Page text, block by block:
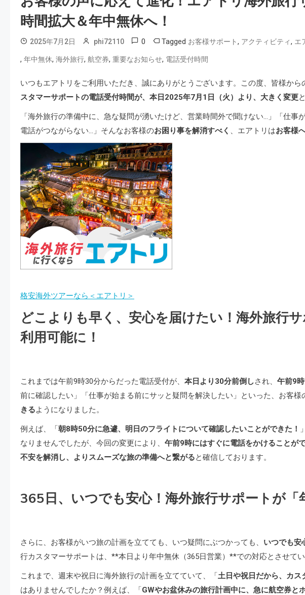
時間拡大＆年中無休へ！
2025年7月2日 phi72110 0 Tagged お客様サポート, アクティビティ, エ
, 年中無休, 海外旅行, 航空券, 重要なお知らせ, 電話受付時間
いつもエアトリをご利用いただき、誠にありがとうございます。この度、皆様から
スタマーサポートの電話受付時間が、本日2025年7月1日（火）より、大きく変更
「海外旅行の準備中に、急な疑問が湧いたけど、営業時間外で聞けない…」「仕事
電話がつながらない…」そんなお客様のお困り事を解消すべく 、エアトリはお客様
格安海外ツアーなら＜エアトリ＞
どこよりも早く、安心を届けたい！海外旅行
利用可能に！
これまでは午前9時30分からだった電話受付が、 本日より30分前倒しされ、 午前9
前に確認したい」「仕事が始まる前にサッと疑問を解決したい」といった、お客様
きるようになりました。
例えば、「朝8時50分に急遽、明日のフライトについて確認したいことができた！
なりませんでしたが、今回の変更により、 午前9時にはすぐに電話をかけることが
不安を解消し、よりスムーズな旅の準備へと繋がると確信しております。
365日、いつでも安心！海外旅行サポートが「
さらに、お客様がいつ旅の計画を立てても、いつ疑問にぶつかっても、 いつでも安
行カスタマーサポートは、**本日より年中無休（365日営業）**での対応とさせてい
これまで、週末や祝日に海外旅行の計画を立てていて、「土日や祝日だから、カ
はありませんでしたか？例えば、「GWやお盆休みの旅行計画中に、急に航空券と